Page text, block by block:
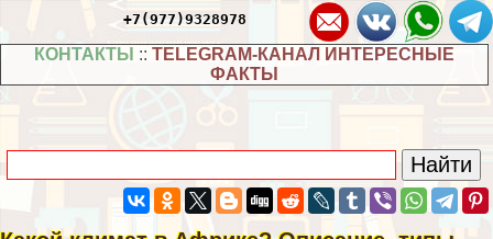
+7(977)9328978
КОНТАКТЫ :: TELEGRAM-КАНАЛ ИНТЕРЕСНЫЕ
ФАКТЫ